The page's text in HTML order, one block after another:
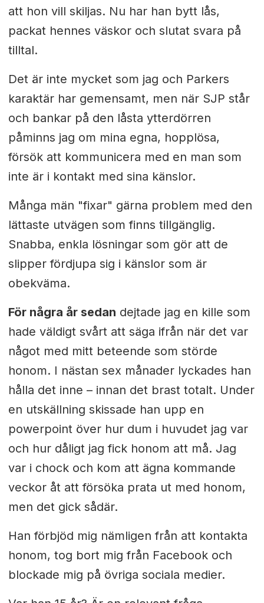
att hon vill skiljas. Nu har han bytt lås,
packat hennes väskor och slutat svara på
tilltal.
Det är inte mycket som jag och Parkers
karaktär har gemensamt, men när SJP står
och bankar på den låsta ytterdörren
påminns jag om mina egna, hopplösa,
försök att kommunicera med en man som
inte är i kontakt med sina känslor.
Många män "fixar" gärna problem med den
lättaste utvägen som finns tillgänglig.
Snabba, enkla lösningar som gör att de
slipper fördjupa sig i känslor som är
obekväma.
För några år sedan dejtade jag en kille som
hade väldigt svårt att säga ifrån när det var
något med mitt beteende som störde
honom. I nästan sex månader lyckades han
hålla det inne – innan det brast totalt. Under
en utskällning skissade han upp en
powerpoint över hur dum i huvudet jag var
och hur dåligt jag fick honom att må. Jag
var i chock och kom att ägna kommande
veckor åt att försöka prata ut med honom,
men det gick sådär.
Han förbjöd mig nämligen från att kontakta
honom, tog bort mig från Facebook och
blockade mig på övriga sociala medier.